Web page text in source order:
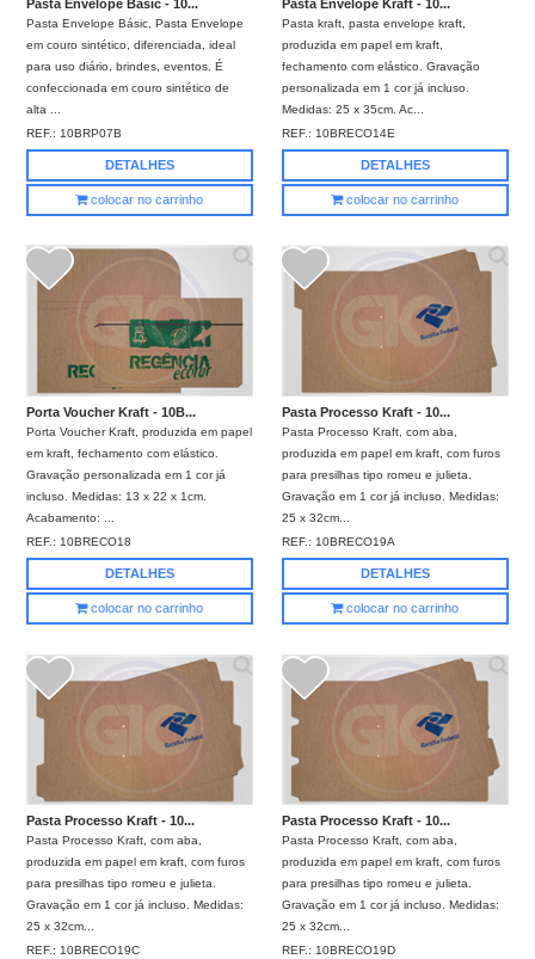
Pasta Envelope Basic - 10...
Pasta Envelope Básic, Pasta Envelope
em couro sintético, diferenciada, ideal
para uso diário, brindes, eventos. É
confeccionada em couro sintético de
alta ...
REF.: 10BRP07B
DETALHES
colocar no carrinho
Pasta Envelope Kraft - 10...
Pasta kraft, pasta envelope kraft,
produzida em papel em kraft,
fechamento com elástico. Gravação
personalizada em 1 cor já incluso.
Medidas: 25 x 35cm. Ac...
REF.: 10BRECO14E
DETALHES
colocar no carrinho
Porta Voucher Kraft - 10B...
Porta Voucher Kraft, produzida em papel
em kraft, fechamento com elástico.
Gravação personalizada em 1 cor já
incluso. Medidas: 13 x 22 x 1cm.
Acabamento: ...
REF.: 10BRECO18
DETALHES
colocar no carrinho
Pasta Processo Kraft - 10...
Pasta Processo Kraft, com aba,
produzida em papel em kraft, com furos
para presilhas tipo romeu e julieta.
Gravação em 1 cor já incluso. Medidas:
25 x 32cm...
REF.:10BRECO19A
DETALHES
colocar no carrinho
Pasta Processo Kraft - 10...
Pasta Processo Kraft, com aba,
produzida em papel em kraft, com furos
para presilhas tipo romeu e julieta.
Gravação em 1 cor já incluso. Medidas:
25 x 32cm...
REF.:10BRECO19C
Pasta Processo Kraft - 10...
Pasta Processo Kraft, com aba,
produzida em papel em kraft, com furos
para presilhas tipo romeu e julieta.
Gravação em 1 cor já incluso. Medidas:
25 x 32cm...
REF.:10BRECO19D